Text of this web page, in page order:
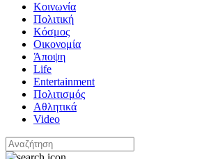
Κοινωνία
Πολιτική
Κόσμος
Οικονομία
Άποψη
Life
Entertainment
Πολιτισμός
Αθλητικά
Video